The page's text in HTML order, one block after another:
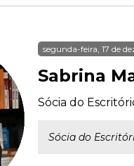
segunda-feira, 17 de
Sabrina
Sócia do
Sócia do